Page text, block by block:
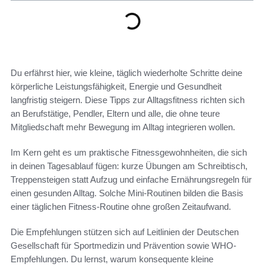
Du erfährst hier, wie kleine, täglich wiederholte Schritte deine
körperliche Leistungsfähigkeit, Energie und Gesundheit
langfristig steigern. Diese Tipps zur Alltagsfitness richten sich
an Berufstätige, Pendler, Eltern und alle, die ohne teure
Mitgliedschaft mehr Bewegung im Alltag integrieren wollen.
Im Kern geht es um praktische Fitnessgewohnheiten, die sich
in deinen Tagesablauf fügen: kurze Übungen am Schreibtisch,
Treppensteigen statt Aufzug und einfache Ernährungsregeln für
einen gesunden Alltag. Solche Mini-Routinen bilden die Basis
einer täglichen Fitness-Routine ohne großen Zeitaufwand.
Die Empfehlungen stützen sich auf Leitlinien der Deutschen
Gesellschaft für Sportmedizin und Prävention sowie WHO-
Empfehlungen. Du lernst, warum konsequente kleine